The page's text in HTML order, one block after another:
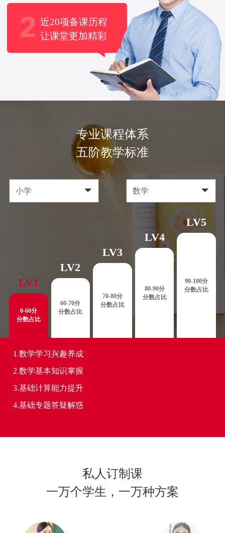
近20项备课历程
让课堂更加精彩
专业课程体系
五阶教学标准
LV1
0-60分
分数占比
LV2
60-70分
分数占比
LV3
70-80分
分数占比
LV4
80-90分
分数占比
LV5
90-100分
分数占比
1.数学学习兴趣养成
2.数学基本知识掌握
3.基础计算能力提升
4.基础专题答疑解惑
私人订制课
一万个学生，一万种方案